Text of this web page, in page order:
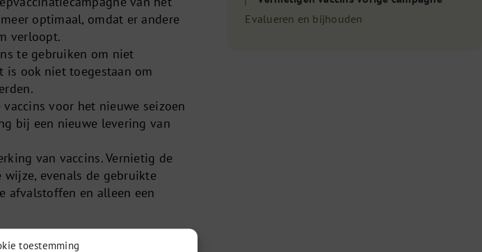
toestemming
optimaal, omdat er andere
verloopt.
te gebruiken om niet
is ook niet toegestaan om
voor het nieuwe seizoen
bij een nieuwe levering van
van vaccins. Vernietig de
evenals de gebruikte
afvalstoffen en alleen een
Evalueren en bijhouden